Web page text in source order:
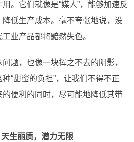
。它们就像是“媒人”，能够加速反
低生产成本。毫不夸张地说，没
业产品都将黯然失色。
题，也像一块挥之不去的阴影，
“甜蜜的负担”，让我们不得不正
便利的同时，尽可能地降低其带
生丽质，潜力无限